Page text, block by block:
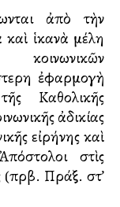
ἀπὸ τὴν
ἱκανὰ μέλη
ἐφαρμογὴ
Καθολικῆς
ἀδικίας
εἰρήνης καὶ
στὶς
(πρβ. Πράξ. στ’